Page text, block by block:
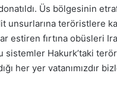
Üs bölgesinin
unsurlarına teröristlere
estiren fırtına obüsleri
Hakurk’taki
her yer vatanımızdır